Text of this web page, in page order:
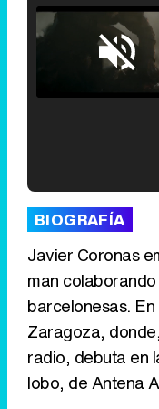
BIOGRAFÍA
Javier Coronas
man
barcelonesas.
Zaragoza,
radio, debuta en
lobo, de Antena